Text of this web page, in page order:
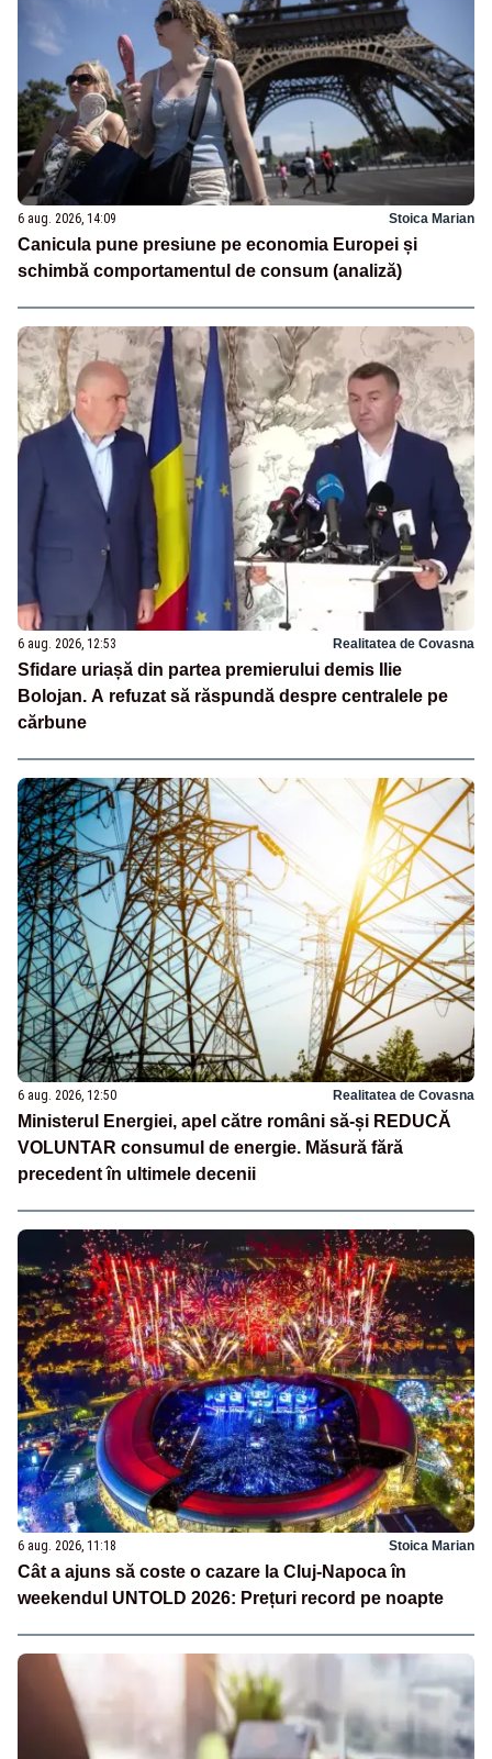
6 aug. 2026, 14:09 Stoica Marian
Canicula pune presiune pe economia Europei și
schimbă comportamentul de consum (analiză)
6 aug. 2026, 12:53 Realitatea de Covasna
Sfidare uriașă din partea premierului demis Ilie
Bolojan. A refuzat să răspundă despre centralele pe
cărbune
6 aug. 2026, 12:50 Realitatea de Covasna
Ministerul Energiei, apel către români să-și REDUCĂ
VOLUNTAR consumul de energie. Măsură fără
precedent în ultimele decenii
6 aug. 2026, 11:18 Stoica Marian
Cât a ajuns să coste o cazare la Cluj-Napoca în
weekendul UNTOLD 2026: Prețuri record pe noapte